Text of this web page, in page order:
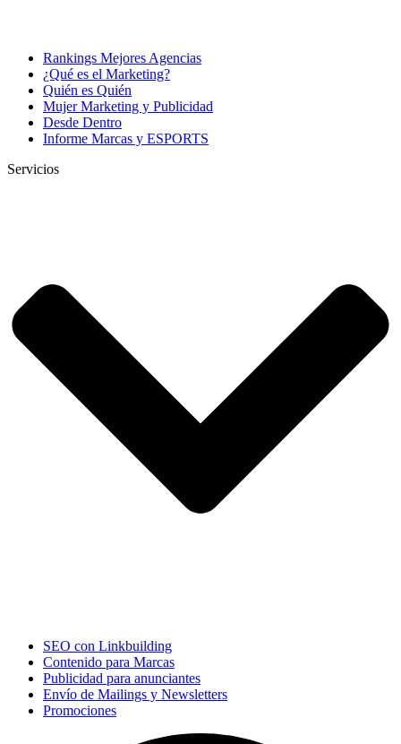
Rankings Mejores Agencias
¿Qué es el Marketing?
Quién es Quién
Mujer Marketing y Publicidad
Desde Dentro
Informe Marcas y ESPORTS
Servicios
SEO con Linkbuilding
Contenido para Marcas
Publicidad para anunciantes
Envío de Mailings y Newsletters
Promociones